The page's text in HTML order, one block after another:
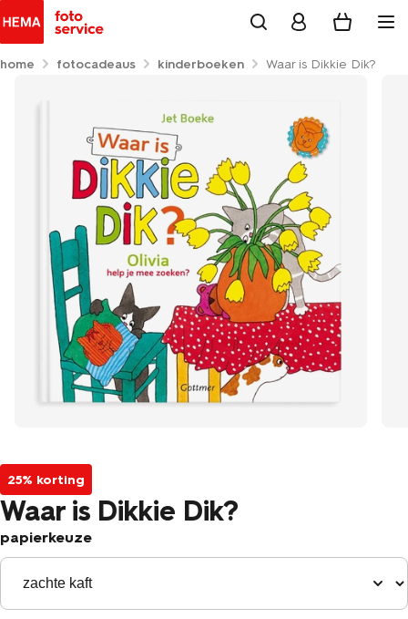
home fotocadeaus kinderboeken Waar is Dikkie Dik?
25% korting
Waar is Dikkie Dik?
papierkeuze